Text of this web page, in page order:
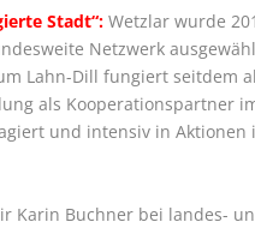
Stadt“:Wetzlar wurde
Netzwerk
Lahn-Dill fungiert seitdem
als Kooperationspartner
und intensiv in Aktionen
Karin Buchner bei landes-